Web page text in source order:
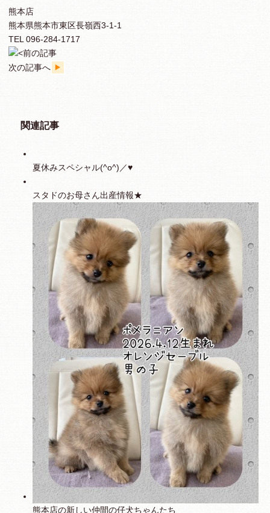
熊本店
熊本県熊本市東区長嶺西3-1-1
TEL 096-284-1717
前の記事
次の記事へ
関連記事
夏休みスペシャル(^o^)／♥
スタドのお母さん出産情報★
熊本店の新しい仲間の仔犬ちゃんたち